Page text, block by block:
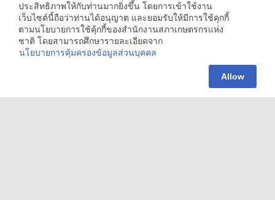
120 (อาคาร C) ชั้น 5 ศูนย์ราชการเฉลิมพระเกียรติ 80 พรรษา 5 ธันวาคม 2550 ถนน
แจ้งวัฒนะ แขวงทุ่งสองห้อง เขตหลักสี่ กรุงเทพมหานคร 10210
© 2560 สงวนลิขสิทธิ์ตามพระราชบัญญัติลิขสิทธิ์ 2537 โดย สำนักงานสภาเกษตรกร
ประสิทธิภาพให้กับท่านมากยิ่งขึ้น โดยการเข้าใช้งาน
เว็บไซต์นี้ถือว่าท่านได้อนุญาต และยอมรับให้มีการใช้คุกกี้
ตามนโยบายการใช้คุ้กกี้ของสำนักงานสภาเกษตรกรแห่ง
ชาติ โดยสามารถศึกษารายละเอียดจาก
นโยบายการคุ้มครองข้อมูลส่วนบุคคล
Allow
Hide
chaty